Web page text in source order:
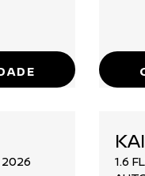
2026
1.6